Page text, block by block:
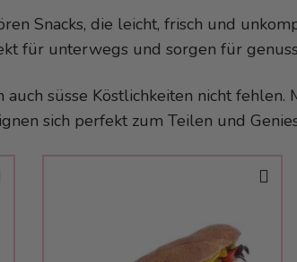
Snacks, die leicht, frisch und
für unterwegs und sorgen für
süsse Köstlichkeiten nicht
sich perfekt zum Teilen und